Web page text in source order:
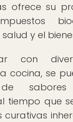
ofrece su
y el
con
cocina, se
tiempo que
curativas